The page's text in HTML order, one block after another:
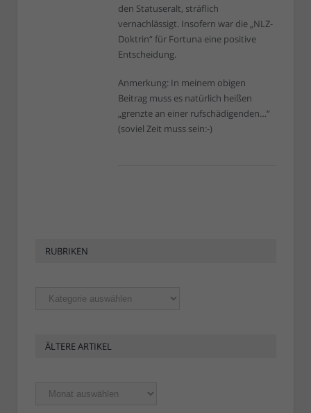
den Statuseralt, sträflich
vernachlässigt. Insofern war die „NLZ-
Doktrin“ für Fortuna eine positive
Entscheidung.
Anmerkung: In meinem obigen
Beitrag muss es natürlich heißen
„grenzte an einer rufschädigenden…“
(soviel Zeit muss sein:-)
RUBRIKEN
Rubriken
ÄLTERE ARTIKEL
Ältere
Artikel